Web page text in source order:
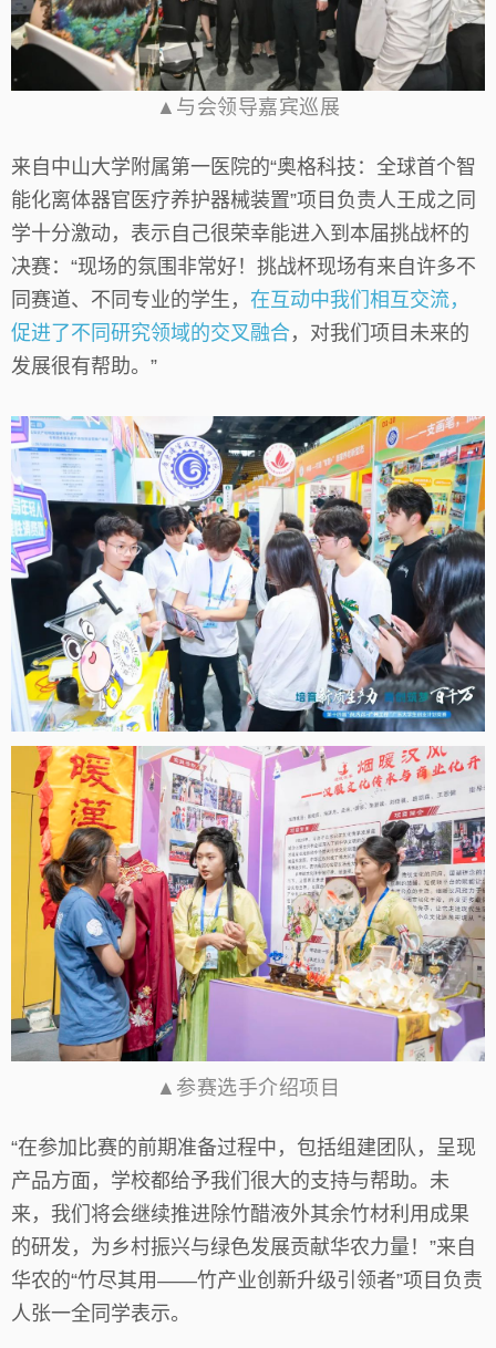
▲与会领导嘉宾巡展
来自中山大学附属第一医院的“奥格科技：全球首个智
能化离体器官医疗养护器械装置”项目负责人王成之同
学十分激动，表示自己很荣幸能进入到本届挑战杯的
决赛：“现场的氛围非常好！挑战杯现场有来自许多不
同赛道、不同专业的学生， 在互动中我们相互交流，
促进了不同研究领域的交叉融合，对我们项目未来的
发展很有帮助。”
▲参赛选手介绍项目
“在参加比赛的前期准备过程中，包括组建团队，呈现
产品方面，学校都给予我们很大的支持与帮助。未
来，我们将会继续推进除竹醋液外其余竹材利用成果
的研发，为乡村振兴与绿色发展贡献华农力量！”来自
华农的“竹尽其用——竹产业创新升级引领者”项目负责
人张一全同学表示。